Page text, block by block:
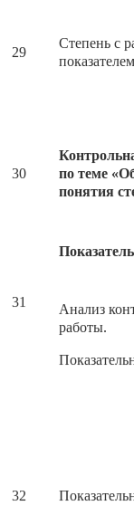
29
Степень с
показателем
30
по теме
понятия
31
Анализ
работы.
32